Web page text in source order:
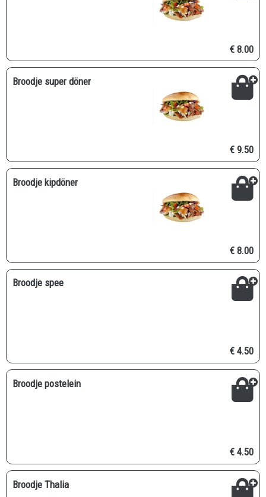
€ 8.00
Broodje super döner
€ 9.50
Broodje kipdöner
€ 8.00
Broodje spee
€ 4.50
Broodje postelein
€ 4.50
Broodje Thalia